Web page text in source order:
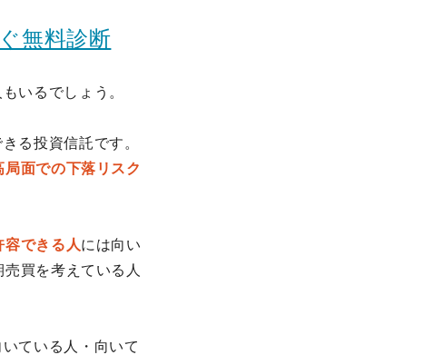
無料診断
いるでしょう。
る投資信託です。
面での下落リスク
できる人には向い
売買を考えている人
ている人・向いて